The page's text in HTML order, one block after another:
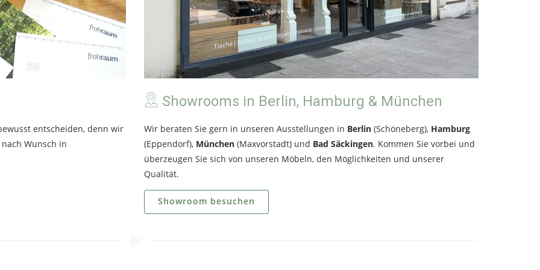
entscheiden, denn wir
Wunsch in
Showrooms in Berlin, Hamburg & München
Wir beraten Sie gern in unseren Ausstellungen in Berlin (Schöneberg), Hamburg
(Eppendorf), München (Maxvorstadt) und Bad Säckingen. Kommen Sie vorbei und
überzeugen Sie sich von unseren Möbeln, den Möglichkeiten und unserer
Qualität.
Showroom besuchen